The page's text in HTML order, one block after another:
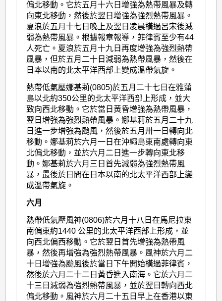
偏北移動。它於五月十六日增強為熱帶風暴及轉
向東北移動，然後於翌日增強為強烈熱帶風暴。
夏浪於五月十七日晚上及翌日凌晨橫過呂宋後減
弱為熱帶風暴。根據報章報導，菲律賓至少有44
人死亡。夏浪於五月十九日再度增強為強烈熱帶
風暴，但於五月二十日減弱為熱帶風暴，然後在
日本以南的北太平洋西部上變成溫帶氣旋。
熱帶低氣壓娜基莉(0805)於五月二十七日在雅蒲
島以北約350公里的北太平洋西部上形成，並大
致向西北移動。它於當日黃昏增強為熱帶風暴，
翌日增強為強烈熱帶風暴。娜基莉於五月二十九
日進一步增強為颱風，然後於五月卅一日轉向北
移動。娜基莉於六月一日在沖繩島東南處轉向東
北偏北移動，並於六月二日進一步轉向東北移
動。娜基莉於六月三日首先減弱為強烈熱帶風
暴，最後於日間在日本以南的北太平洋西部上變
成溫帶氣旋。
六月
熱帶低氣壓風神(0806)於六月十八日在馬尼拉東
南偏東約1440 公里的北太平洋西部上形成，並
向西北偏西移動。它於翌日首先增強為熱帶風
暴，然後再增強為強烈熱帶風暴。風神於六月二
十日增強為颱風後於當日下午開始橫過菲律賓，
然後於六月二十二日黃昏進入南海。它於六月二
十三日減弱為強烈熱帶風暴，並於翌日轉向西北
偏北移動。風神於六月二十五日早上在香港以東